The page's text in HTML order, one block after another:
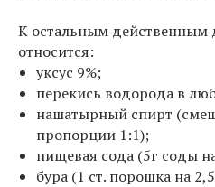
К остальным
относится:
уксус 9%;
перекись водорода в
нашатырный спирт
пропорции 1:1);
пищевая сода (5г соды
бура (1 ст. порошка на